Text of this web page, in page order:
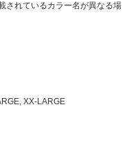
されているカラー名が異なる場
XX-LARGE